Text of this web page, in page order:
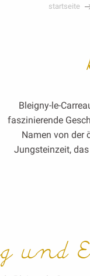
startseite
Bleigny-le-
faszinierende
Namen von der
Jungsteinzeit,
und